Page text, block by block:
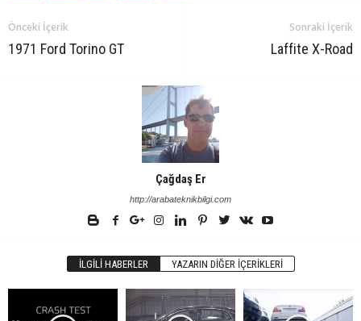
Önceki İçerik
1971 Ford Torino GT
Sonraki İçerik
Laffite X-Road
Çağdaş Er
http://arabateknikbilgi.com
İLGILI HABERLER YAZARIN DIĞER İÇERIKLERI